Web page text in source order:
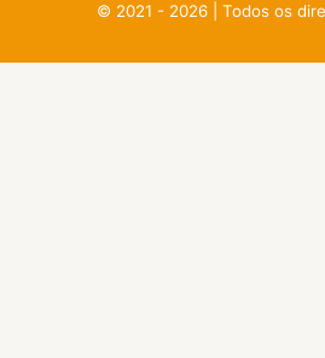
© 2021 - 2026 | Todos os